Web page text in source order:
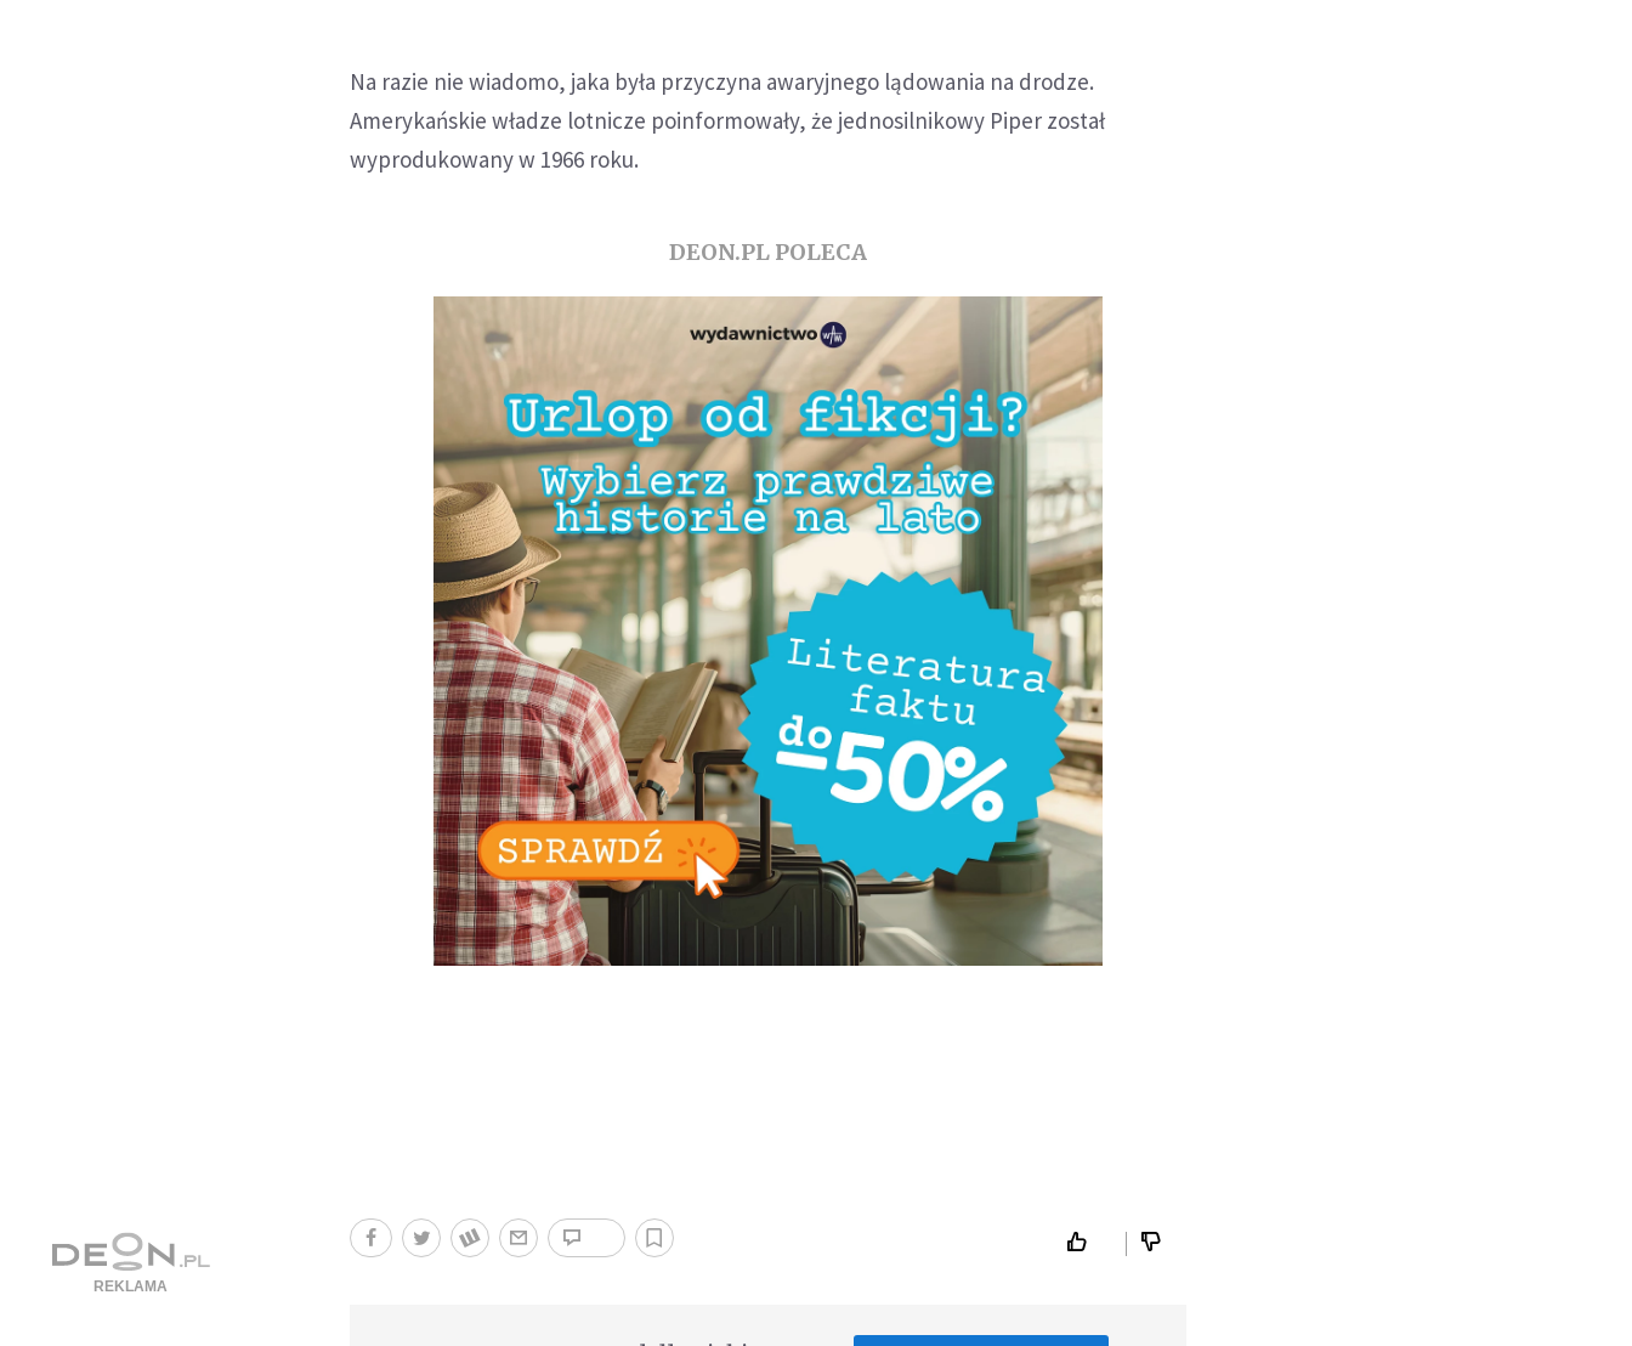
Na razie nie wiadomo, jaka była przyczyna awaryjnego lądowania na drodze.
Amerykańskie władze lotnicze poinformowały, że jednosilnikowy Piper został
wyprodukowany w 1966 roku.
DEON.PL POLECA